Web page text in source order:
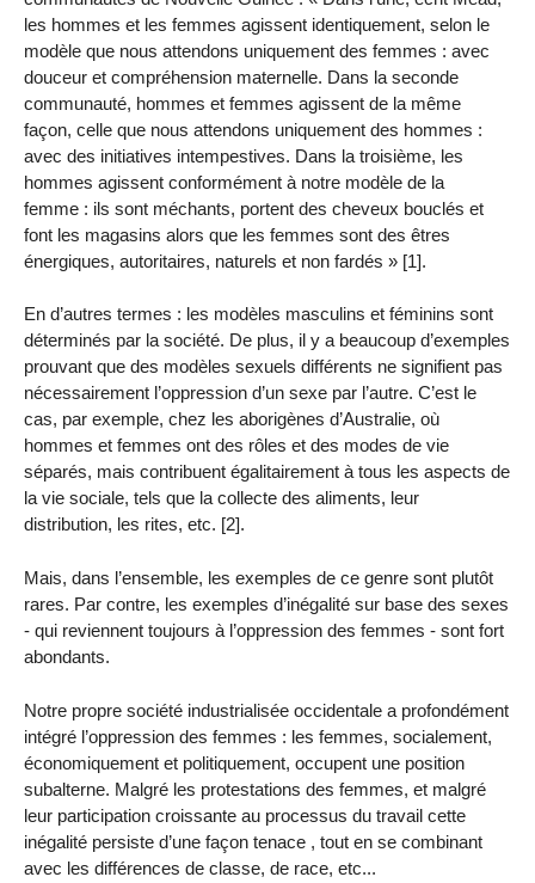
les hommes et les femmes agissent identiquement, selon le
modèle que nous attendons uniquement des femmes : avec
douceur et compréhension maternelle. Dans la seconde
communauté, hommes et femmes agissent de la même
façon, celle que nous attendons uniquement des hommes :
avec des initiatives intempestives. Dans la troisième, les
hommes agissent conformément à notre modèle de la
femme : ils sont méchants, portent des cheveux bouclés et
font les magasins alors que les femmes sont des êtres
énergiques, autoritaires, naturels et non fardés » [1].
En d’autres termes : les modèles masculins et féminins sont
déterminés par la société. De plus, il y a beaucoup d’exemples
prouvant que des modèles sexuels différents ne signifient pas
nécessairement l’oppression d’un sexe par l’autre. C’est le
cas, par exemple, chez les aborigènes d’Australie, où
hommes et femmes ont des rôles et des modes de vie
séparés, mais contribuent égalitairement à tous les aspects de
la vie sociale, tels que la collecte des aliments, leur
distribution, les rites, etc. [2].
Mais, dans l’ensemble, les exemples de ce genre sont plutôt
rares. Par contre, les exemples d’inégalité sur base des sexes
- qui reviennent toujours à l’oppression des femmes - sont fort
abondants.
Notre propre société industrialisée occidentale a profondément
intégré l’oppression des femmes : les femmes, socialement,
économiquement et politiquement, occupent une position
subalterne. Malgré les protestations des femmes, et malgré
leur participation croissante au processus du travail cette
inégalité persiste d’une façon tenace , tout en se combinant
avec les différences de classe, de race, etc...